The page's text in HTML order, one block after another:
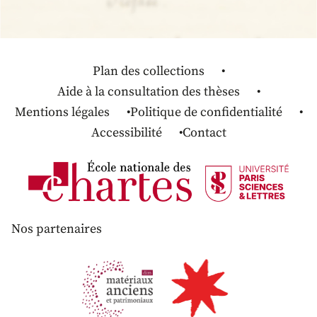
Plan des collections
Aide à la consultation des thèses
Mentions légales
Politique de confidentialité
Accessibilité
Contact
Nos partenaires